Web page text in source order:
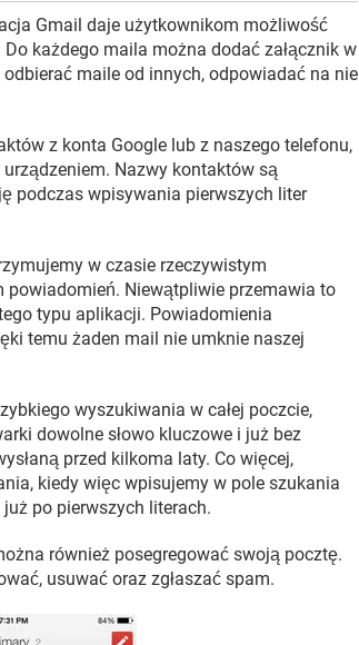
Gmail daje użytkownikom możliwość
każdego maila można dodać załącznik w
maile od innych, odpowiadać na nie
z konta Google lub z naszego telefonu,
Nazwy kontaktów są
podczas wpisywania pierwszych liter
w czasie rzeczywistym
powiadomień. Niewątpliwie przemawia to
typu aplikacji. Powiadomienia
temu żaden mail nie umknie naszej
wyszukiwania w całej poczcie,
dowolne słowo kluczowe i już bez
przed kilkoma laty. Co więcej,
kiedy więc wpisujemy w pole szukania
po pierwszych literach.
również posegregować swoją pocztę.
usuwać oraz zgłaszać spam.